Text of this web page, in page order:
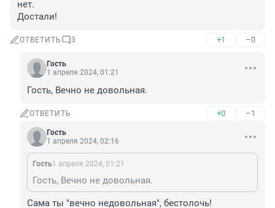
нет.
Достали!
ОТВЕТИТЬ 3 +1 –0
Гость
1 апреля 2024, 01:21
Гость, Вечно не довольная.
ОТВЕТИТЬ +0 –1
Гость
1 апреля 2024, 02:16
Гость1 апреля 2024, 01:21
Гость, Вечно не довольная.
Сама ты "вечно недовольная", бестолочь!